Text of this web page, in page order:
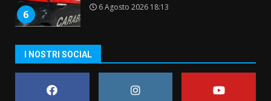
6
6 Agosto 2026 18:13
di aperture straordinarie del
Comune di Fasano
6 Agosto 2026 14:16
I NOSTRI SOCIAL